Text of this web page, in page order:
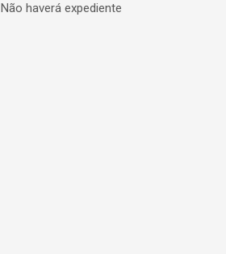
Não haverá expediente